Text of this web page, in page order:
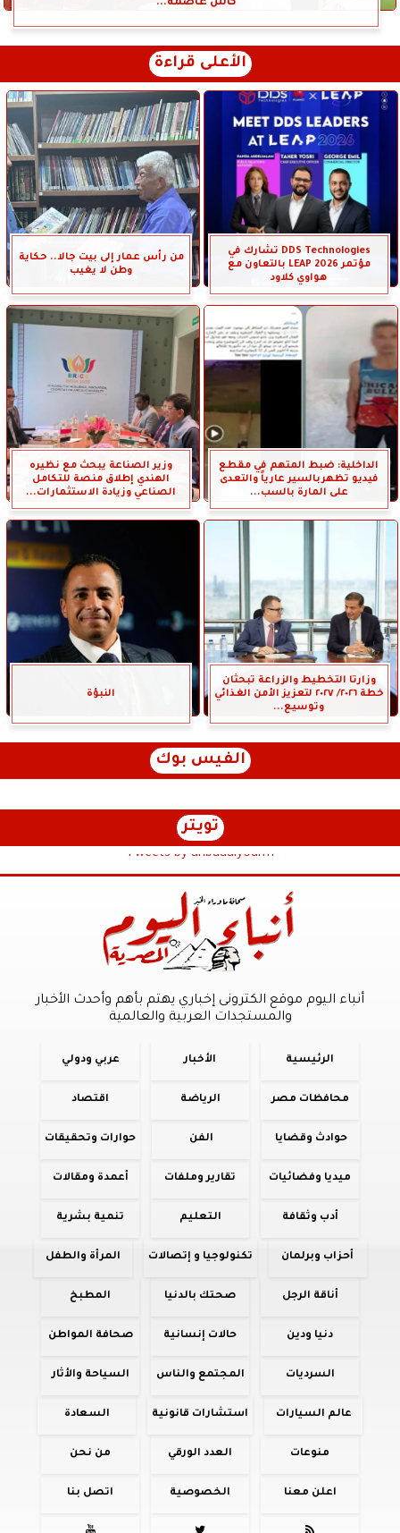
كأس عاصمة...
الأعلى قراءة
DDS Technologies تشارك في
مؤتمر LEAP 2026 بالتعاون مع
هواوي كلاود
من رأس عمار إلى بيت جالا.. حكاية
وطن لا يغيب
الداخلية: ضبط المتهم في مقطع
فيديو تظهربالسير عارياً والتعدى
على المارة بالسب...
وزير الصناعة يبحث مع نظيره
الهندي إطلاق منصة للتكامل
الصناعي وزيادة الاستثمارات...
وزارتا التخطيط والزراعة تبحثان
خطة ٢٠٢٦/ ٢٠٢٧ لتعزيز الأمن الغذائي
وتوسيع...
النبؤة
الفيس بوك
تويتر
Tweets by anbaaalyoum1
أنباء اليوم موقع الكترونى إخباري يهتم بأهم وأحدث الأخبار
والمستجدات العربية والعالمية
الرئيسية الأخبار عربي ودولي
محافظات مصر الرياضة اقتصاد
حوادث وقضايا الفن حوارات وتحقيقات
ميديا وفضائيات تقارير وملفات أعمدة ومقالات
أدب وثقافة التعليم تنمية بشرية
أحزاب وبرلمان تكنولوجيا و إتصالات المرأة والطفل
أناقة الرجل صحتك بالدنيا المطبخ
دنيا ودين حالات إنسانية صحافة المواطن
السرديات المجتمع والناس السياحة والأثار
عالم السيارات استشارات قانونية السعادة
منوعات العدد الورقي من نحن
اعلن معنا الخصوصية اتصل بنا